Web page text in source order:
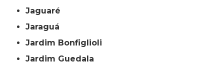
Jaguaré
Jaraguá
Jardim Bonfiglioli
Jardim Guedala